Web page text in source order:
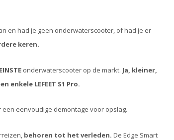
en had je geen onderwaterscooter, of had je er
keren.
onderwaterscooter op de markt. Ja, kleiner,
LEFEET S1 Pro.
eenvoudige demontage voor opslag.
behoren tot het verleden. De Edge Smart